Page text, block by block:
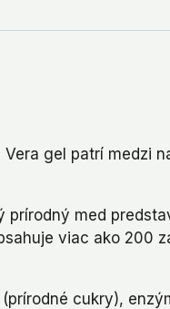
gel patrí medzi
prírodný med
viac ako 200
cukry),